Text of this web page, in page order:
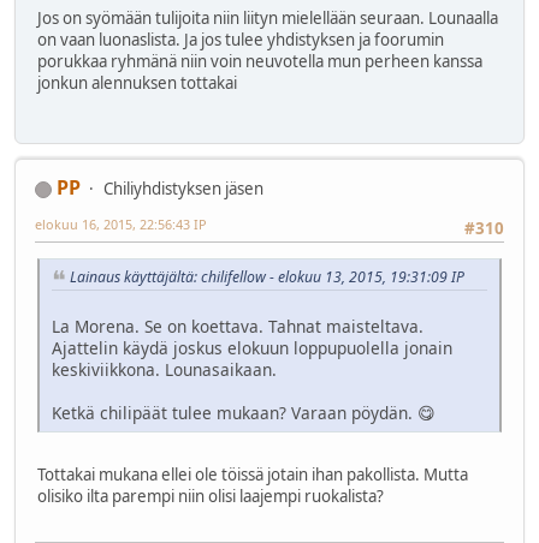
Jos on syömään tulijoita niin liityn mielellään seuraan. Lounaalla
on vaan luonaslista. Ja jos tulee yhdistyksen ja foorumin
porukkaa ryhmänä niin voin neuvotella mun perheen kanssa
jonkun alennuksen tottakai
PP
Chiliyhdistyksen jäsen
#310
elokuu 16, 2015, 22:56:43 IP
Lainaus käyttäjältä: chilifellow - elokuu 13, 2015, 19:31:09 IP
La Morena. Se on koettava. Tahnat maisteltava.
Ajattelin käydä joskus elokuun loppupuolella jonain
keskiviikkona. Lounasaikaan.
Ketkä chilipäät tulee mukaan? Varaan pöydän. 😋
Tottakai mukana ellei ole töissä jotain ihan pakollista. Mutta
olisiko ilta parempi niin olisi laajempi ruokalista?